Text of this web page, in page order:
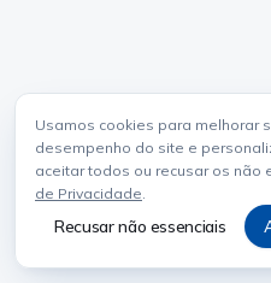
Usamos cookies para melhorar
desempenho do site e
aceitar todos ou recusar os não
de Privacidade.
Recusar não essenciais